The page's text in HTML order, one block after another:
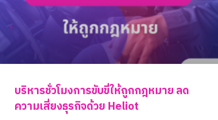
บริหารชั่วโมงการขับขี่ให้ถูกกฎหมาย ลด
ความเสี่ยงธุรกิจด้วย Heliot